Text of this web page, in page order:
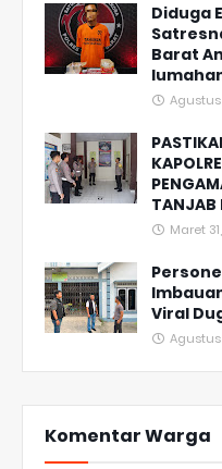
Diduga
Barat
TANJAB
Maret
Viral
Komentar Warga